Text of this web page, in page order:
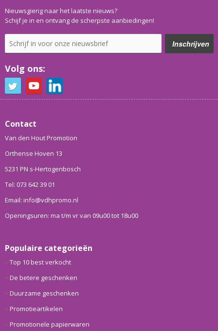
Nieuwsgierig naar het laatste nieuws?
Schijf je in en ontvang de scherpste aanbiedingen!
Volg ons:
Contact
Van den Hout Promotion
Orthense Hoven 13
5231 PN s-Hertogenbosch
Tel: 073 642 39 01
Email: info@vdhpromo.nl
Openingsuren: ma t/m vr van 09u00 tot 18u00
Populaire categorieën
Top 10 best verkocht
De betere geschenken
Duurzame geschenken
Promotieartikelen
Promotionele papierwaren